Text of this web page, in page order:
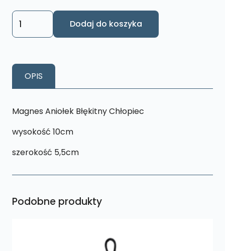
ilość
Magnes
Chłopiec
AM2
Dodaj do koszyka
OPIS
Magnes Aniołek Błękitny Chłopiec
wysokość 10cm
szerokość 5,5cm
Podobne produkty